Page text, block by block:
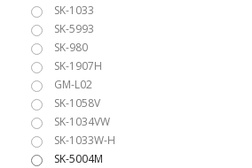
SK-1033
SK-5993
SK-980
SK-1907H
GM-L02
SK-1058V
SK-1034VW
SK-1033W-H
SK-5004M